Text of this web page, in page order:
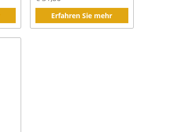
Erfahren Sie mehr